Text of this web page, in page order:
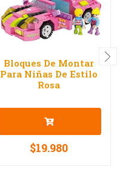
Bloques De Montar
Para Niñas De Estilo
Rosa
$19.980